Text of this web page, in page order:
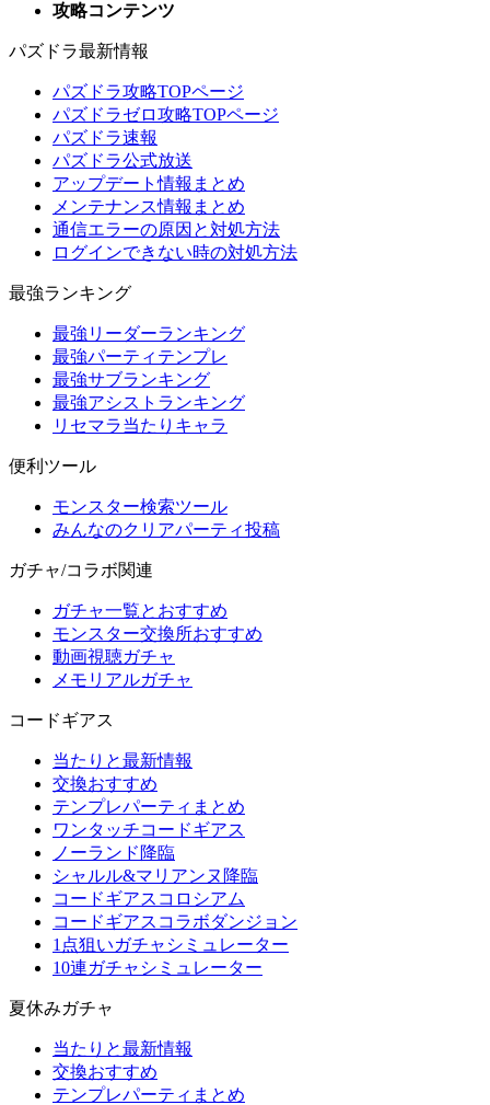
攻略コンテンツ
パズドラ最新情報
パズドラ攻略TOPページ
パズドラゼロ攻略TOPページ
パズドラ速報
パズドラ公式放送
アップデート情報まとめ
メンテナンス情報まとめ
通信エラーの原因と対処方法
ログインできない時の対処方法
最強ランキング
最強リーダーランキング
最強パーティテンプレ
最強サブランキング
最強アシストランキング
リセマラ当たりキャラ
便利ツール
モンスター検索ツール
みんなのクリアパーティ投稿
ガチャ/コラボ関連
ガチャ一覧とおすすめ
モンスター交換所おすすめ
動画視聴ガチャ
メモリアルガチャ
コードギアス
当たりと最新情報
交換おすすめ
テンプレパーティまとめ
ワンタッチコードギアス
ノーランド降臨
シャルル&マリアンヌ降臨
コードギアスコロシアム
コードギアスコラボダンジョン
1点狙いガチャシミュレーター
10連ガチャシミュレーター
夏休みガチャ
当たりと最新情報
交換おすすめ
テンプレパーティまとめ